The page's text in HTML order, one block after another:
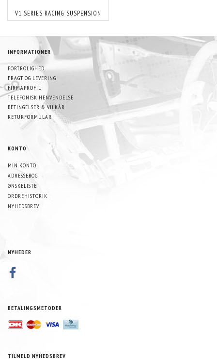
V1 SERIES RACING SUSPENSION
INFORMATIONER
FORTROLIGHED
FRAGT OG LEVERING
FIRMAPROFIL
TELEFONISK HENVENDELSE
BETINGELSER & VILKÅR
RETURFORMULAR
KONTO
MIN KONTO
ADRESSEBOG
ØNSKELISTE
ORDREHISTORIK
NYHEDSBREV
NYHEDER
BETALINGSMETODER
TILMELD NYHEDSBREV